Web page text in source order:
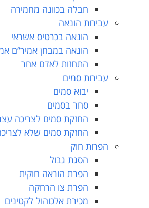
חבלה בכוונה מחמירה
עבירות הונאה
הונאה בכרטיס אשראי
הונאה במבחן אמיר”ם
התחזות לאדם אחר
עבירות סמים
יבוא סמים
סחר בסמים
החזקת סמים לצריכה
החזקת סמים שלא לצריכה
הפרות חוק
הסגת גבול
הפרת הוראה חוקית
הפרת צו הרחקה
מכירת אלכוהול לקטינים